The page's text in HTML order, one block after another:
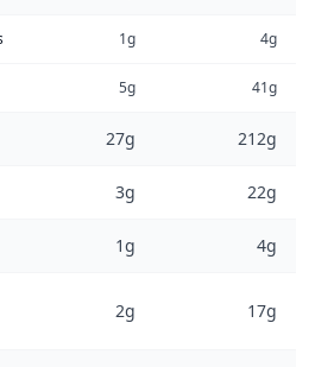
1g 4g
5g 41g
27g 212g
3g 22g
1g 4g
2g 17g